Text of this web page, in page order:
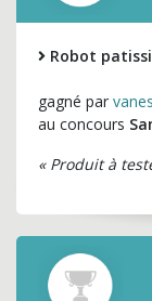
Robot
gagné par
au concours
« Produit à